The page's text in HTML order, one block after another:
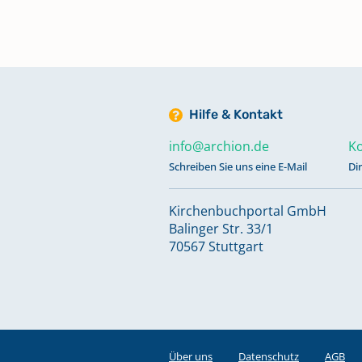
Bestattungen, Sonstiges 1736-
Kommunikanten 1937-1962
Keine verfügbaren Digitalisate
1936
Hilfe & Kontakt
info@archion.de
Schreiben Sie uns eine E-Mail
Kirchenbuchportal GmbH
Balinger Str. 33/1
70567 Stuttgart
Über uns Datenschutz AGB